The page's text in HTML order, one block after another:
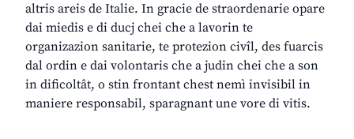
altris areis de Italie. In gracie de straordenarie opare
dai miedis e di ducj chei che a lavorin te
organizazion sanitarie, te protezion civîl, des fuarcis
dal ordin e dai volontaris che a judin chei che a son
in dificoltât, o stin frontant chest nemì invisibil in
maniere responsabil, sparagnant une vore di vitis.